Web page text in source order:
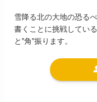
雪降る北の大地の恐る
書くことに挑戦してい
と”角”振ります。